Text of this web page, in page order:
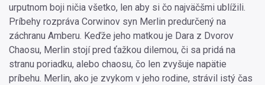
urputnom boji ničia všetko, len aby si čo najväčšmi ublížili.
Príbehy rozpráva Corwinov syn Merlin predurčený na
záchranu Amberu. Keďže jeho matkou je Dara z Dvorov
Chaosu, Merlin stojí pred ťažkou dilemou, či sa pridá na
stranu poriadku, alebo chaosu, čo len zvyšuje napätie
príbehu. Merlin, ako je zvykom v jeho rodine, strávil istý čas